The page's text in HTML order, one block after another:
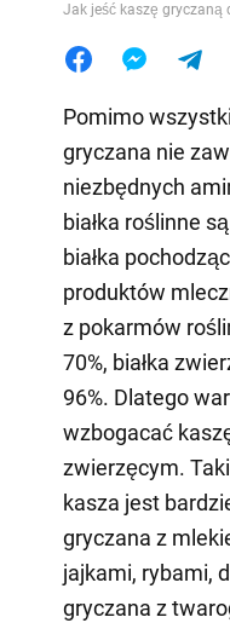
Jak jeść kaszę gryczaną
Pomimo
gryczana nie
niezbędnych
białka roślinne
białka
produktów
z pokarmów
70%, białka
96%. Dlatego
wzbogacać
zwierzęcym.
kasza jest
gryczana z
jajkami, rybami,
gryczana z